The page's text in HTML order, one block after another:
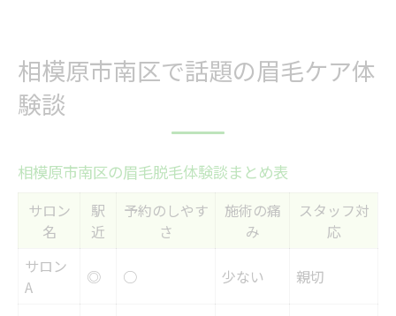
相模原市南区で話題の眉毛ケア体
験談
相模原市南区の眉毛脱毛体験談まとめ表
サロン
名
駅
近
予約のしやす
さ
施術の痛
み
スタッフ対
応
サロン
A
◎ ○ 少ない 親切